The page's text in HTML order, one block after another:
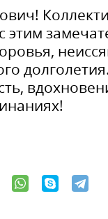
этим